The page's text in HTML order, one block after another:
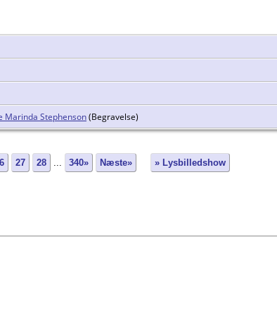
Marinda Stephenson(Begravelse)
27 28 340» Næste» » Lysbilledshow